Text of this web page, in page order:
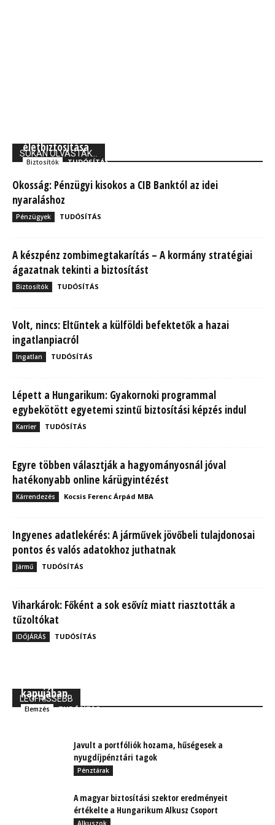
SOKAN OLVASTÁK...
életbiztosítása
Biztosítók TUDÓSÍTÁS
Okosság: Pénzügyi kisokos a CIB Banktól az idei
nyaraláshoz
Pénzügyek TUDÓSÍTÁS
A készpénz zombimegtakarítás – A kormány stratégiai
ágazatnak tekinti a biztosítást
Biztosítók TUDÓSÍTÁS
Volt, nincs: Eltűntek a külföldi befektetők a hazai
ingatlanpiacról
Ingatlan TUDÓSÍTÁS
Lépett a Hungarikum: Gyakornoki programmal
egybekötött egyetemi szintű biztosítási képzés indul
Karrier TUDÓSÍTÁS
Egyre többen választják a hagyományosnál jóval
hatékonyabb online kárügyintézést
Kárrendezés Kocsis Ferenc Árpád MBA
Ingyenes adatlekérés: A járművek jövőbeli tulajdonosai
pontos és valós adatokhoz juthatnak
Jármű TUDÓSÍTÁS
Viharkárok: Főként a sok esővíz miatt riasztották a
tűzoltókat
IDŐJÁRÁS TUDÓSÍTÁS
LEGFRISSEBB
kapujában
Elemzés TUDÓSÍTÁS
Javult a portfóliók hozama, hűségesek a
nyugdíjpénztári tagok
Pénztárak
A magyar biztosítási szektor eredményeit
értékelte a Hungarikum Alkusz Csoport
Alkuszok